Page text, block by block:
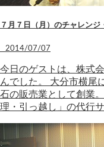
７月７日（月）のチャレン
2014/07/07
今日のゲストは、株式
んでした。 大分市横尾
石の販売業として創業
理・引っ越し」の代行